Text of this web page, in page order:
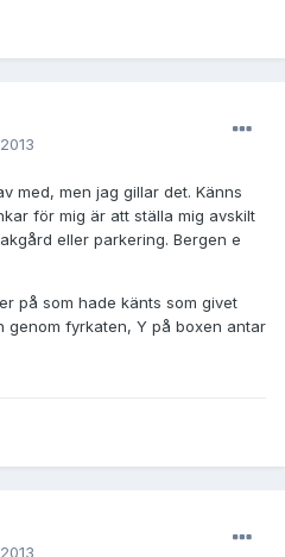
med, men jag gillar det. Känns
för mig är att ställa mig avskilt
eller parkering. Bergen e
på som hade känts som givet
genom fyrkaten, Y på boxen antar